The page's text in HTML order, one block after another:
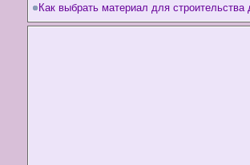
Как выбрать материал для строительства